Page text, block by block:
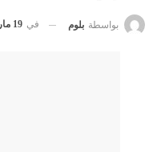
بواسطة بلوم في 19 مارس , 2023 - 1:07 م